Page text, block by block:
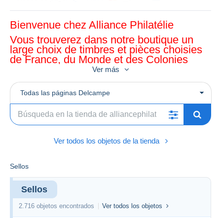
Bienvenue chez Alliance Philatélie
Vous trouverez dans notre boutique un
large choix de timbres et pièces choisies
de France, du Monde et des Colonies
Ver más
Todas las páginas Delcampe
Ver todos los objetos de la tienda
Sellos
Sellos
2.716 objetos encontrados Ver todos los objetos